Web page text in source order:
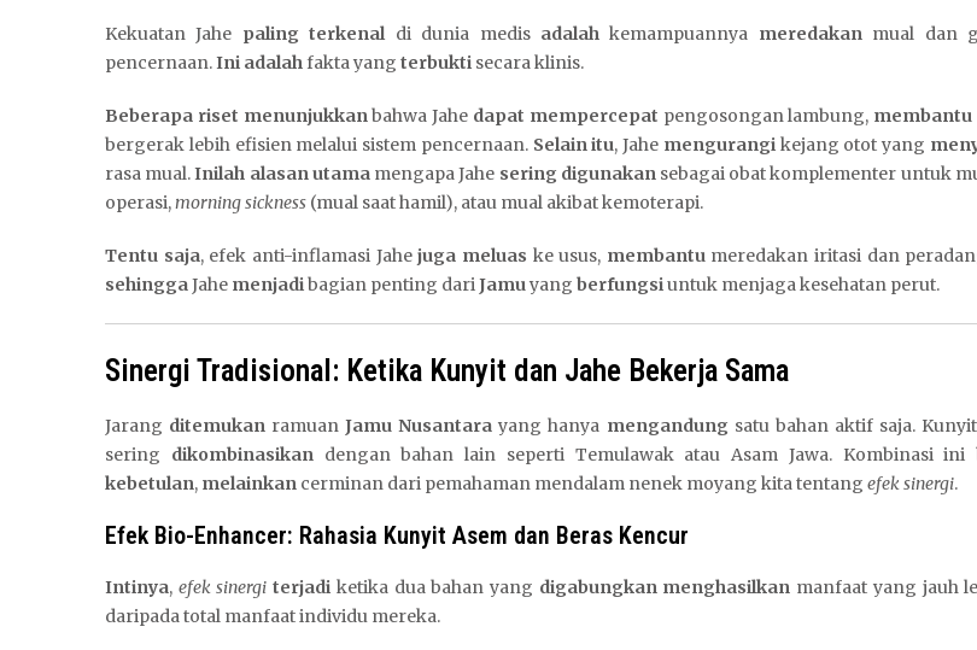
Kekuatan Jahe paling terkenaldi dunia medis adalahkemampuannya meredakanmual dan
pencernaan.Ini adalahfakta yang terbukti secara klinis.
Beberapa riset menunjukkanbahwa Jahe dapat mempercepat pengosongan lambung, membantu
bergerak lebih efisien melalui sistem pencernaan. Selain itu, Jahe mengurangikejang otot yang
rasa mual.Inilah alasan utamamengapa Jahe sering digunakansebagai obat komplementer untuk
operasi,morning sickness (mual saat hamil), atau mual akibat kemoterapi.
Tentu saja, efek anti-inflamasi Jahejuga meluas ke usus, membantumeredakan iritasi dan
sehinggaJahe menjadibagian penting dariJamuyang berfungsiuntuk menjaga kesehatan perut.
e
o
T
e
b
k
I
Sinergi Tradisional: Ketika Kunyit dan Jahe Bekerja Sama
Jarang ditemukan ramuanJamu Nusantara yang hanya mengandung satu bahan aktif saja.
sering dikombinasikandengan bahan lain seperti Temulawak atau Asam Jawa. Kombinasi ini
kebetulan, melainkan cerminan dari pemahaman mendalam nenek moyang kita tentang efek sinergi.
Efek Bio-Enhancer: Rahasia Kunyit Asem dan Beras Kencur
Intinya, efek sinergi terjadi ketika dua bahan yang digabungkan menghasilkan manfaat yang jauh
daripada total manfaat individu mereka.